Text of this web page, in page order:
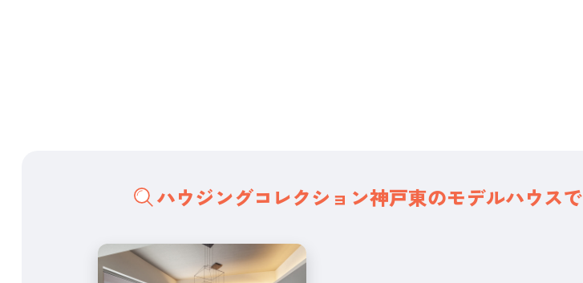
ハウジングコレクション神戸東のモデルハウスで